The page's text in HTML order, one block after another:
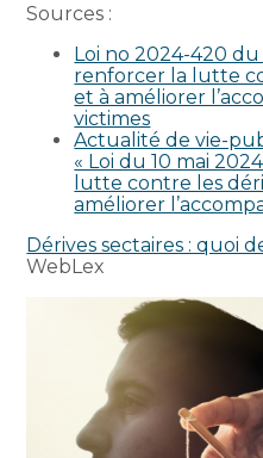
Sources :
Loi no 2024-420 du
renforcer la lutte
et à améliorer
victimes
Actualité de vie-
« Loi du 10 mai
lutte contre les
améliorer
Dérives sectaires : quoi
WebLex